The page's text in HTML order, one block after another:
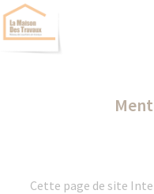
Cette page de site